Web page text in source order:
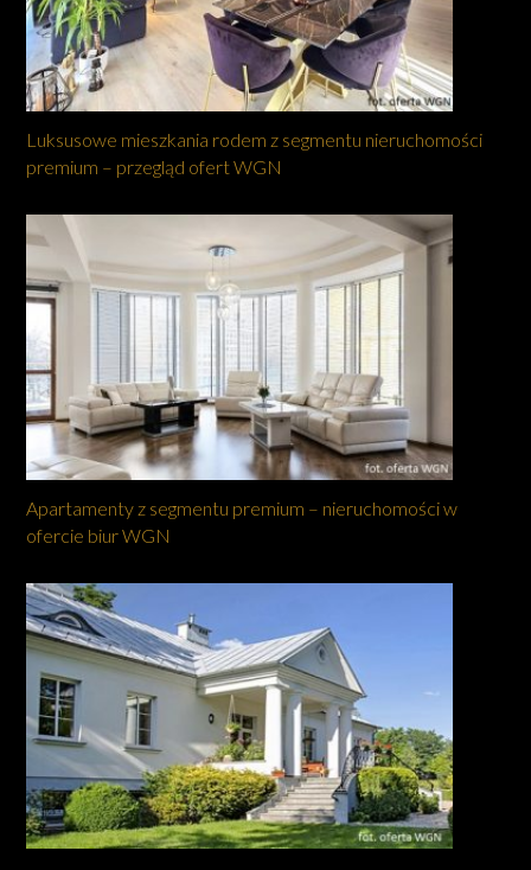
Luksusowe mieszkania rodem z segmentu nieruchomości
premium – przegląd ofert WGN
Apartamenty z segmentu premium – nieruchomości w
ofercie biur WGN